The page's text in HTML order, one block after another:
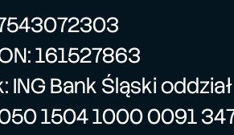
161527863
ING Bank Śląski
1504 1000 0091